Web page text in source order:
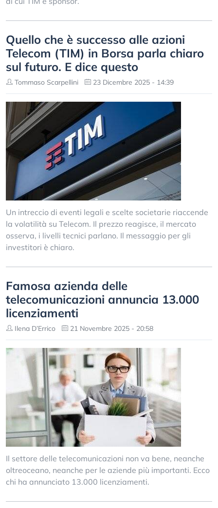
Quello che è successo alle azioni
Telecom (TIM) in Borsa parla chiaro
sul futuro. E dice questo
Tommaso Scarpellini 23 Dicembre 2025 - 14:39
Un intreccio di eventi legali e scelte societarie riaccende
la volatilità su Telecom. Il prezzo reagisce, il mercato
osserva, i livelli tecnici parlano. Il messaggio per gli
investitori è chiaro.
Famosa azienda delle
telecomunicazioni annuncia 13.000
licenziamenti
Ilena D’Errico 21 Novembre 2025 - 20:58
Il settore delle telecomunicazioni non va bene, neanche
oltreoceano, neanche per le aziende più importanti. Ecco
chi ha annunciato 13.000 licenziamenti.